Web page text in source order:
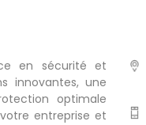
en sécurité et
innovantes, une
optimale
entreprise et